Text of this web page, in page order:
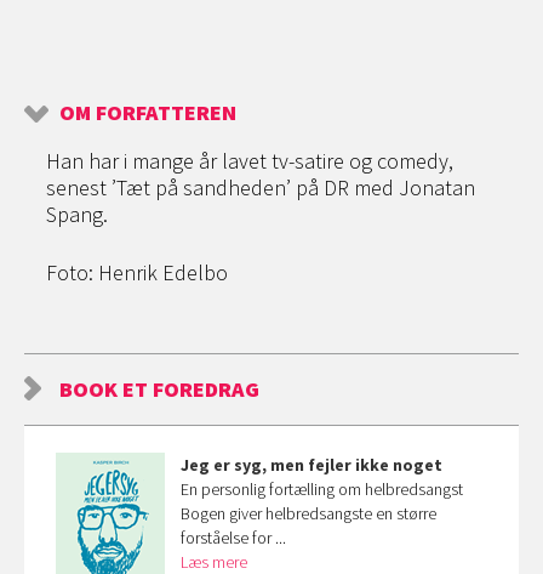
OM FORFATTEREN
Han har i mange år lavet tv-satire og comedy,
senest ’Tæt på sandheden’ på DR med Jonatan
Spang.
Foto: Henrik Edelbo
BOOK ET FOREDRAG
Jeg er syg, men fejler ikke noget
En personlig fortælling om helbredsangst
Bogen giver helbredsangste en større
forståelse for ...
Læs mere